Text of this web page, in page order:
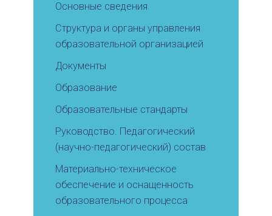
Основные сведения
Структура и органы управления
образовательной организацией
Документы
Образование
Образовательные стандарты
Руководство. Педагогический
(научно-педагогический) состав
Материально-техническое
обеспечение и оснащенность
образовательного процесса